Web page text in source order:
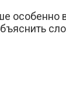
особенно